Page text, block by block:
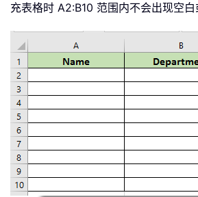
充表格时 A2:B10 范围内不会出现空白